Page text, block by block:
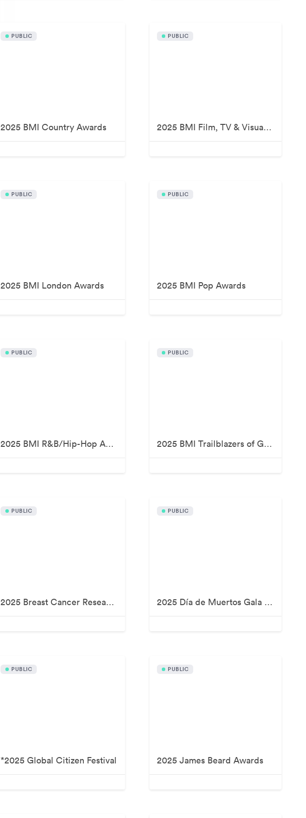
PUBLIC
2025 BMI Country Awards
PUBLIC
2025 BMI Film, TV & Visual Media Awards
PUBLIC
2025 BMI London Awards
PUBLIC
2025 BMI Pop Awards
PUBLIC
2025 BMI R&B/Hip-Hop Awards
PUBLIC
2025 BMI Trailblazers of Gospel Music Awards
PUBLIC
2025 Breast Cancer Research Foundation New York Symposium & Awards Luncheon
PUBLIC
2025 Día de Muertos Gala Presented by Lexus, Tequila Don Julio, Nike, DNERO, Calamigos Ranch and Maremoto
PUBLIC
*2025 Global Citizen Festival
PUBLIC
2025 James Beard Awards